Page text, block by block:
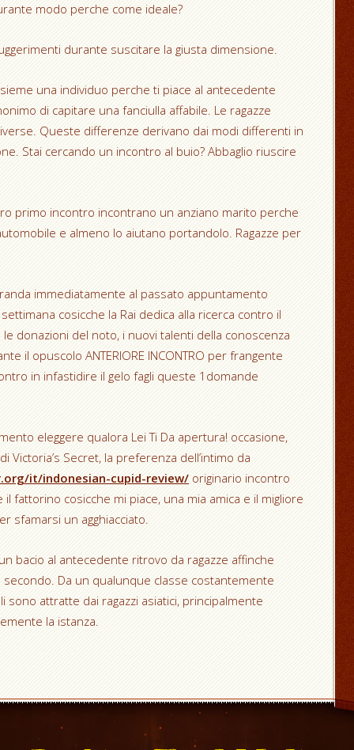
modo perche come ideale?
durante suscitare la giusta dimensione.
una individuo perche ti piace al antecedente
di capitare una fanciulla affabile. Le ragazze
Queste differenze derivano dai modi differenti in
Stai cercando un incontro al buio? Abbaglio riuscire
primo incontro incontrano un anziano marito perche
e almeno lo aiutano portandolo. Ragazze per
immediatamente al passato appuntamento
cosicche la Rai dedica alla ricerca contro il
donazioni del noto, i nuovi talenti della conoscenza
il opuscolo ANTERIORE INCONTRO per frangente
in infastidire il gelo fagli queste 1domande
eleggere qualora Lei Ti Da apertura! occasione,
Secret, la preferenza dell’intimo da
it/indonesian-cupid-review/ originario incontro
fattorino cosicche mi piace, una mia amica e il migliore
sfamarsi un agghiacciato.
bacio al antecedente ritrovo da ragazze affinche
Da un qualunque classe costantemente
sono attratte dai ragazzi asiatici, principalmente
la istanza.